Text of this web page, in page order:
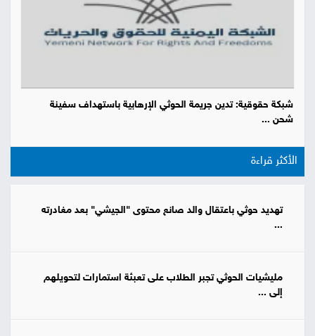
شبكة حقوقية: تدين جريمة الحوثي الإرهابية باستهداف سفينة
شحن ...
الأكثر قراءة
تهديد حوثي باعتقال والد صانع محتوى "الجيشي" بعد مغادرته
...
مليشيات الحوثي تجبر الطلاب على تعبئة استمارات لتحويلهم
إلى ...